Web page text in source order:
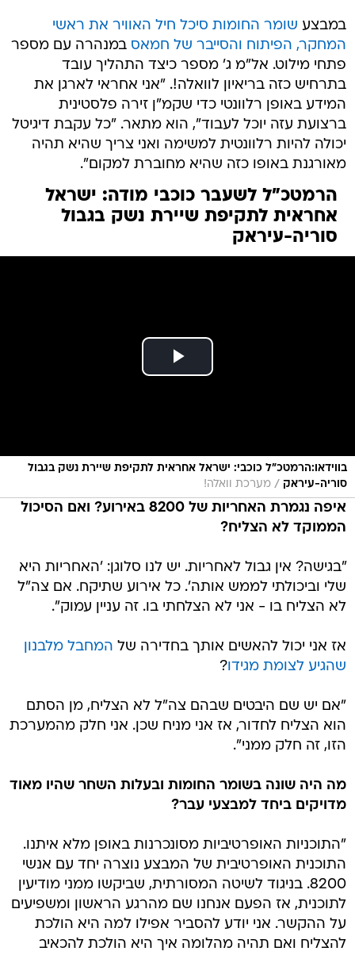
במבצע שומר החומות סיכל חיל האוויר את ראשי
המחקר, הפיתוח והסייבר של חמאס במנהרה עם מספר
פתחי מילוט. אל"מ ג' מספר כיצד התהליך עובד
בתרחיש כזה בריאיון לוואלה!. "אני אחראי לארגן את
המידע באופן רלוונטי כדי שקמ"ן זירה פלסטינית
ברצועת עזה יוכל לעבוד", הוא מתאר. "כל עקבת דיגיטל
יכולה להיות רלוונטית למשימה ואני צריך שהיא תהיה
מאורגנת באופו כזה שהיא מחוברת למקום".
הרמטכ"ל לשעבר כוכבי מודה: ישראל
אחראית לתקיפת שיירת נשק בגבול
סוריה-עיראק
בווידאו:הרמטכ"ל כוכבי: ישראל אחראית לתקיפת שיירת נשק בגבול
סוריה-עיראק / מערכת וואלה!
איפה נגמרת האחריות של 8200 באירוע? ואם הסיכול
הממוקד לא הצליח?
"בגישה? אין גבול לאחריות. יש לנו סלוגן: 'האחריות היא
שלי וביכולתי לממש אותה'. כל אירוע שתיקח. אם צה"ל
לא הצליח בו - אני לא הצלחתי בו. זה עניין עמוק".
אז אני יכול להאשים אותך בחדירה של המחבל מלבנון
שהגיע לצומת מגידו?
"אם יש שם היבטים שבהם צה"ל לא הצליח, מן הסתם
הוא הצליח לחדור, אז אני מניח שכן. אני חלק מהמערכת
הזו, זה חלק ממני".
מה היה שונה בשומר החומות ובעלות השחר שהיו מאוד
מדויקים ביחד למבצעי עבר?
"התוכניות האופרטיביות מסונכרנות באופן מלא איתנו.
התוכנית האופרטיבית של המבצע נוצרה יחד עם אנשי
8200. בניגוד לשיטה המסורתית, שביקשו ממני מודיעין
לתוכנית, אז הפעם אנחנו שם מהרגע הראשון ומשפיעים
על ההקשר. אני יודע להסביר אפילו למה היא הולכת
להצליח ואם תהיה מהלומה איך היא הולכת להכאיב